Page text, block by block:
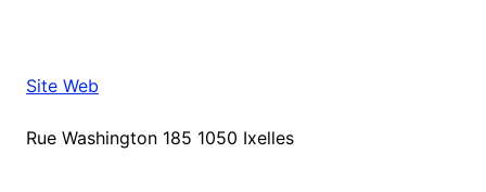
Site Web
Rue Washington 185 1050 Ixelles